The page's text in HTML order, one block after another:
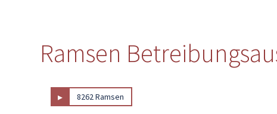
Ramsen
▸ 8262 Ramsen